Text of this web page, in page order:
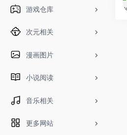
游戏仓库
次元相关
漫画图片
小说阅读
音乐相关
更多网站